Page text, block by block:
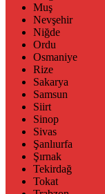
Muş
Nevşehir
Niğde
Ordu
Osmaniye
Rize
Sakarya
Samsun
Siirt
Sinop
Sivas
Şanlıurfa
Şırnak
Tekirdağ
Tokat